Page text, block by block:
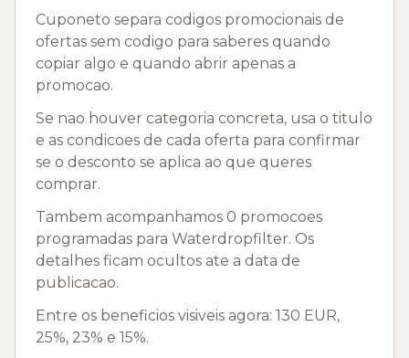
Cuponeto separa codigos promocionais de
ofertas sem codigo para saberes quando
copiar algo e quando abrir apenas a
promocao.
Se nao houver categoria concreta, usa o titulo
e as condicoes de cada oferta para confirmar
se o desconto se aplica ao que queres
comprar.
Tambem acompanhamos 0 promocoes
programadas para Waterdropfilter. Os
detalhes ficam ocultos ate a data de
publicacao.
Entre os beneficios visiveis agora: 130 EUR,
25%, 23% e 15%.